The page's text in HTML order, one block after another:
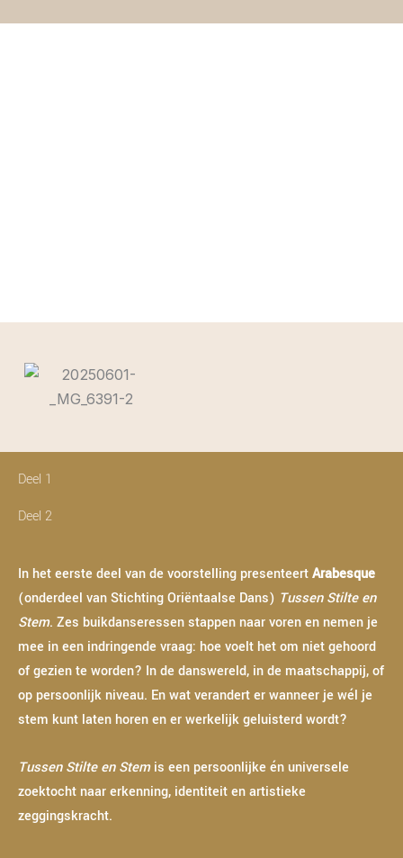
Deel 1
Deel 2
In het eerste deel van de voorstelling presenteertArabesque
(onderdeel van Stichting Oriëntaalse Dans) Tussen Stilte en
Stem. Zes buikdanseressen stappen naar voren en nemen je
mee in een indringende vraag: hoe voelt het om niet gehoord
of gezien te worden? In de danswereld, in de maatschappij, of
op persoonlijk niveau. En wat verandert er wanneer je wél je
stem kunt laten horen en er werkelijk geluisterd wordt?
Tussen Stilte en Stemis een persoonlijke én universele
zoektocht naar erkenning, identiteit en artistieke
zeggingskracht.